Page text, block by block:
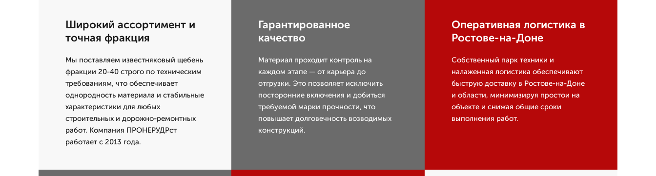
Широкий ассортимент и
точная фракция
Мы поставляем известняковый щебень
фракции 20-40 строго по техническим
требованиям, что обеспечивает
однородность материала и стабильные
характеристики для любых
строительных и дорожно-ремонтных
работ. Компания ПРОНЕРУДРст
работает с 2013 года.
Гарантированное
качество
Материал проходит контроль на
каждом этапе — от карьера до
отгрузки. Это позволяет исключить
посторонние включения и добиться
требуемой марки прочности, что
повышает долговечность возводимых
конструкций.
Оперативная логистика в
Ростове-на-Доне
Собственный парк техники и
налаженная логистика обеспечивают
быструю доставку в Ростове-на-Доне
и области, минимизируя простои на
объекте и снижая общие сроки
выполнения работ.